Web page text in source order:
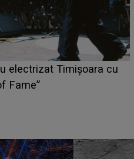
2026. Zodia care are
O oportunitate